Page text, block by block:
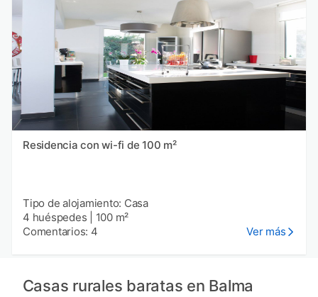
Residencia con wi-fi de 100 m²
Tipo de alojamiento: Casa
4 huéspedes
100 m²
Comentarios: 4
Ver más
Casas rurales baratas en Balma